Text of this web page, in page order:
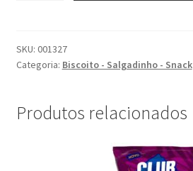
Frutti
126G
SKU: 001327
Categoria: Biscoito - Salgadinho - Snack
Produtos relacionados